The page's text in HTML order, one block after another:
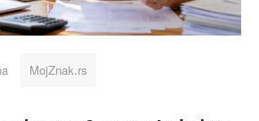
MojZnak.rs